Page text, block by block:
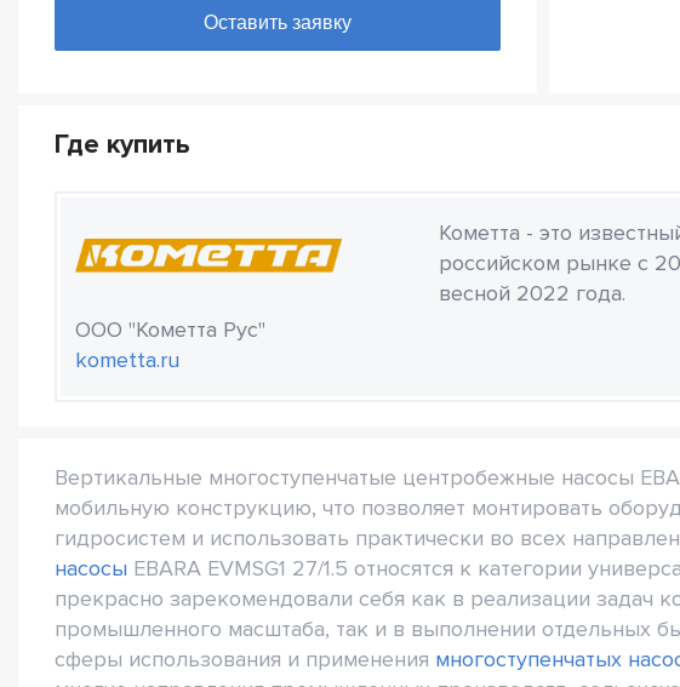
Где купить
ООО "Кометта Рус"
kometta.ru
Кометта - это
российском рынке с
весной 2022 года.
Вертикальные многоступенчатые центробежные насосы
мобильную конструкцию, что позволяет монтировать
гидросистем и использовать практически во всех
насосы EBARA EVMSG1 27/1.5 относятся к категории
прекрасно зарекомендовали себя как в реализации задач
промышленного масштаба, так и в выполнении отдельных
сферы использования и применения многоступенчатых